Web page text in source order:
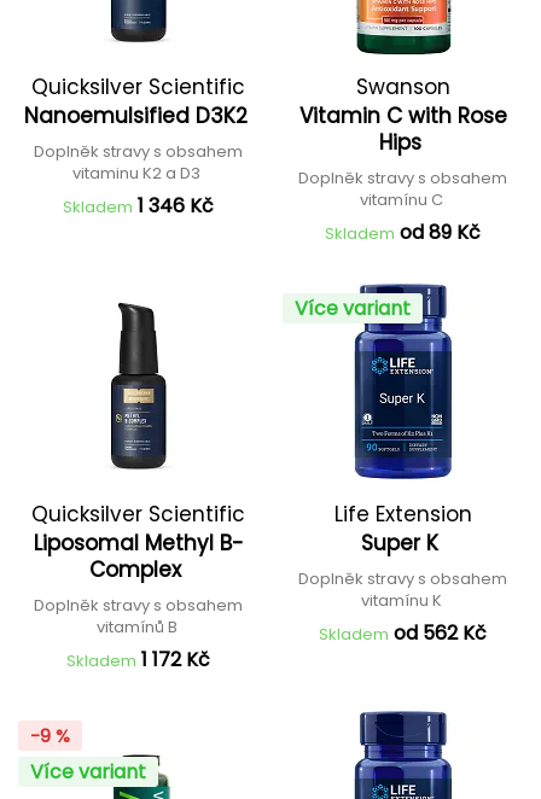
Quicksilver Scientific
Nanoemulsified D3K2
Doplněk stravy s obsahem
vitaminu K2 a D3
Skladem 1 346 Kč
Swanson
Vitamin C with Rose
Hips
Doplněk stravy s obsahem
vitamínu C
Skladem od 89 Kč
Quicksilver Scientific
Liposomal Methyl B-
Complex
Doplněk stravy s obsahem
vitamínů B
Skladem 1 172 Kč
Více variant
Life Extension
Super K
Doplněk stravy s obsahem
vitamínu K
Skladem od 562 Kč
-9 %
Více variant